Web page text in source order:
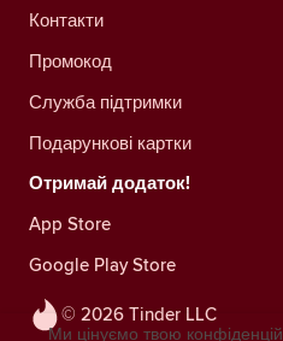
© 2026 Tinder LLC
Контакти
Промокод
Служба підтримки
Подарункові картки
Отримай додаток!
App Store
Google Play Store
Ми цінуємо твою